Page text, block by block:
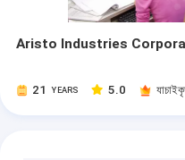
Aristo Industries
21 YEARS 5.0